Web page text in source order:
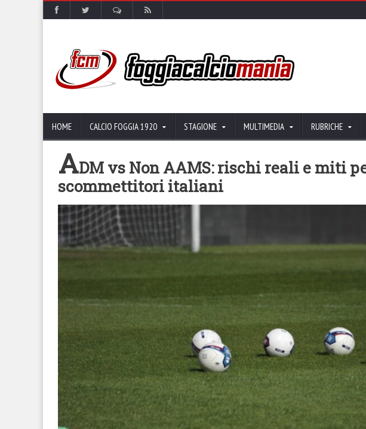
HOME CALCIO FOGGIA 1920 STAGIONE MULTIMEDIA RUBRICHE
ADM vs Non AAMS: rischi reali e miti
scommettitori italiani